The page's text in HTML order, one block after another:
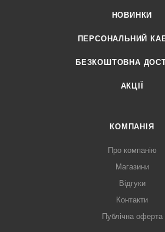
НОВИНКИ
ПЕРСОНАЛЬНИЙ
БЕЗКОШТОВНА
АКЦІЇ
КОМПАНІЯ
Про компанію
Магазини
Відгуки
Контакти
Публічна оферта